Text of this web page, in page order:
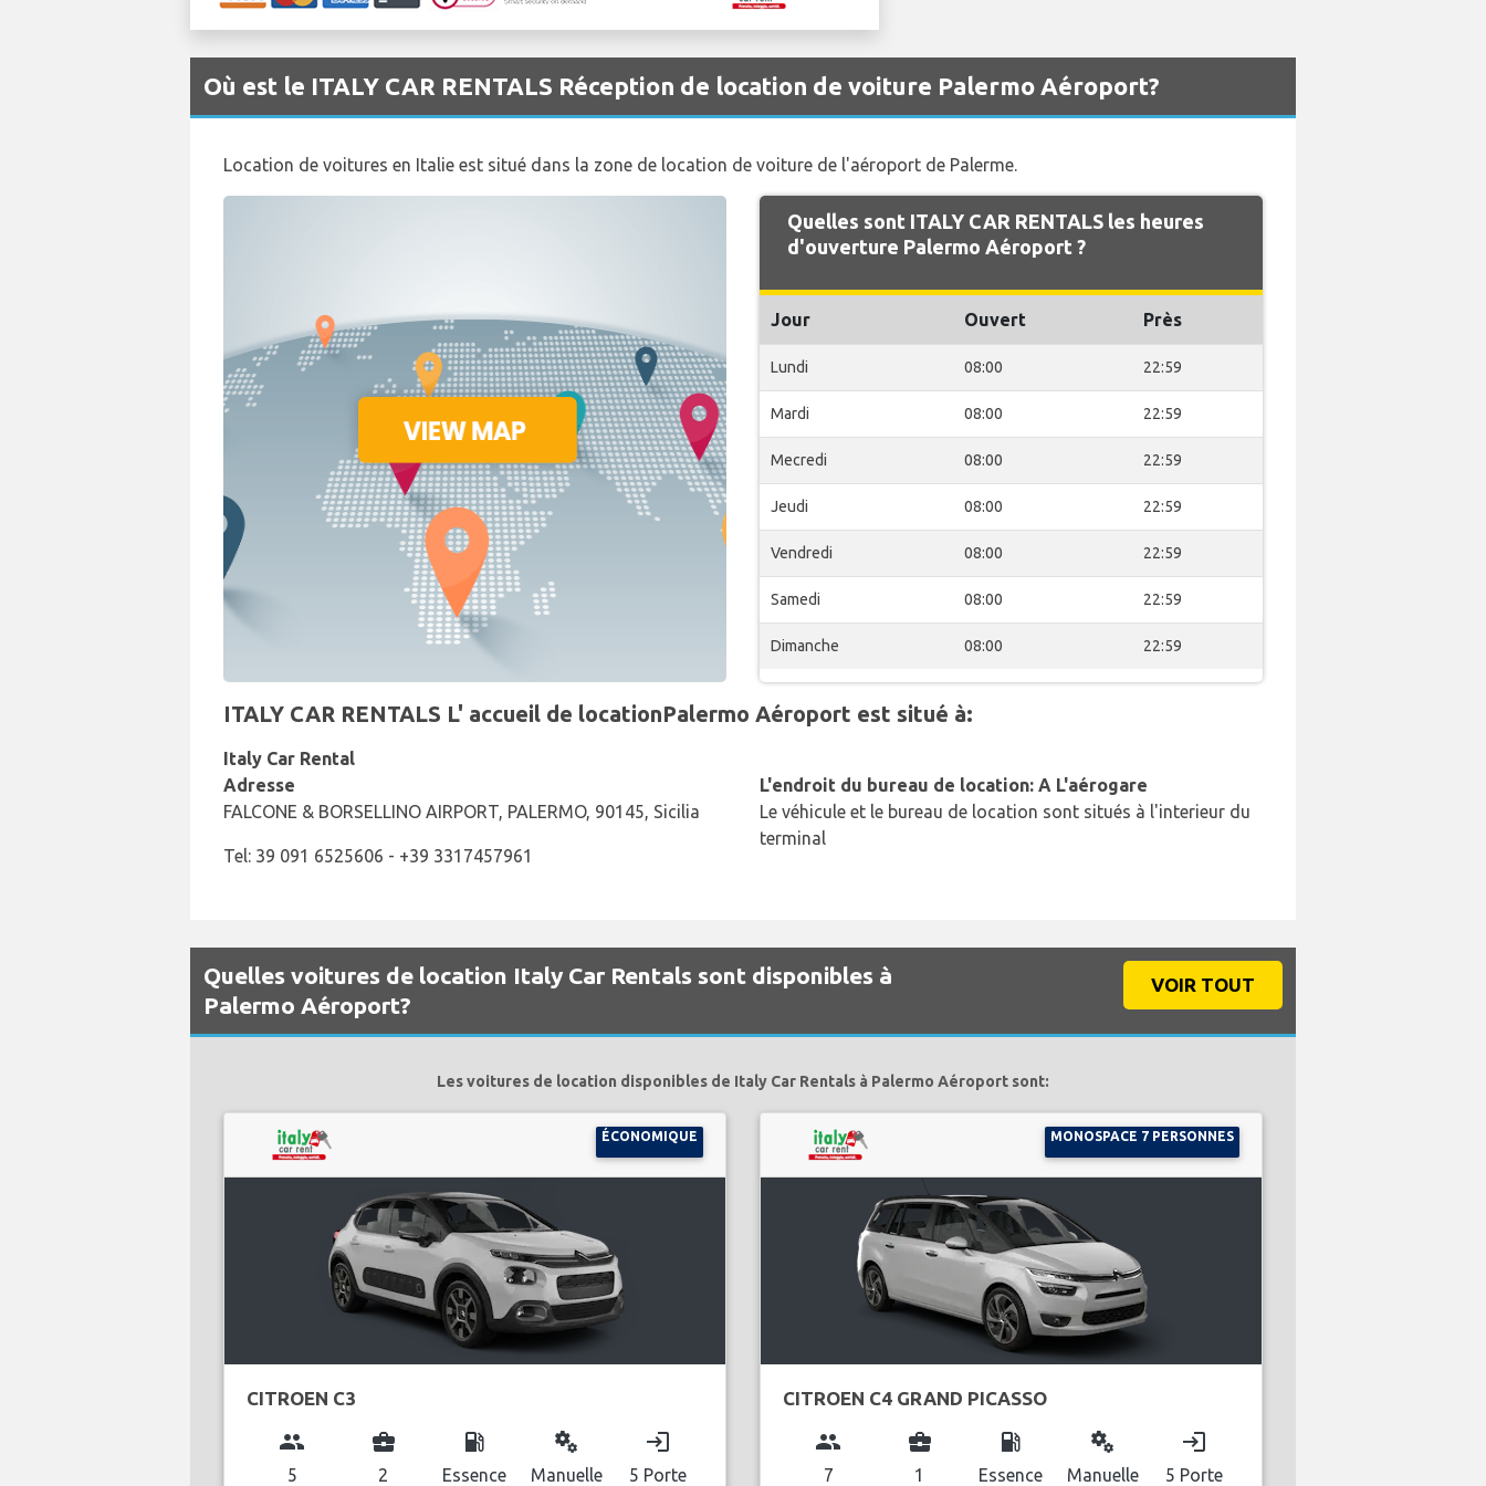
Où est le ITALY CAR RENTALS Réception de location de voiture Palermo Aéroport?
Location de voitures en Italie est situé dans la zone de location de voiture de l'aéroport de Palerme.
Quelles sont ITALY CAR RENTALS les heures
d'ouverture Palermo Aéroport ?
Jour Ouvert Près
Lundi 08:00 22:59
Mardi 08:00 22:59
Mecredi 08:00 22:59
Jeudi 08:00 22:59
Vendredi 08:00 22:59
Samedi 08:00 22:59
Dimanche 08:00 22:59
ITALY CAR RENTALS L' accueil de locationPalermo Aéroport est situé à:
Italy Car Rental
Adresse
FALCONE & BORSELLINO AIRPORT, PALERMO, 90145, Sicilia
Tel: 39 091 6525606 - +39 3317457961
L'endroit du bureau de location: A L'aérogare
Le véhicule et le bureau de location sont situés à l'interieur du
terminal
Quelles voitures de location Italy Car Rentals sont disponibles à
Palermo Aéroport?
VOIR TOUT
Les voitures de location disponibles de Italy Car Rentals à Palermo Aéroport sont:
ÉCONOMIQUE
CITROEN C3
group
5
business_center
2
local_gas_station
Essence
miscellaneous_services
Manuelle
login
5 Porte
MONOSPACE 7 PERSONNES
CITROEN C4 GRAND PICASSO
group
7
business_center
1
local_gas_station
Essence
miscellaneous_services
Manuelle
login
5 Porte